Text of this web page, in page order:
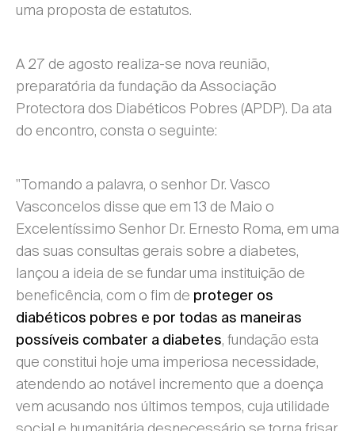
uma proposta de estatutos.
A 27 de agosto realiza-se nova reunião,
preparatória da fundação da Associação
Protectora dos Diabéticos Pobres (APDP). Da ata
do encontro, consta o seguinte:
"Tomando a palavra, o senhor Dr. Vasco
Vasconcelos disse que em 13 de Maio o
Excelentíssimo Senhor Dr. Ernesto Roma, em uma
das suas consultas gerais sobre a diabetes,
lançou a ideia de se fundar uma instituição de
beneficência, com o fim de proteger os
diabéticos pobres e por todas as maneiras
possíveis combater a diabetes, fundação esta
que constitui hoje uma imperiosa necessidade,
atendendo ao notável incremento que a doença
vem acusando nos últimos tempos, cuja utilidade